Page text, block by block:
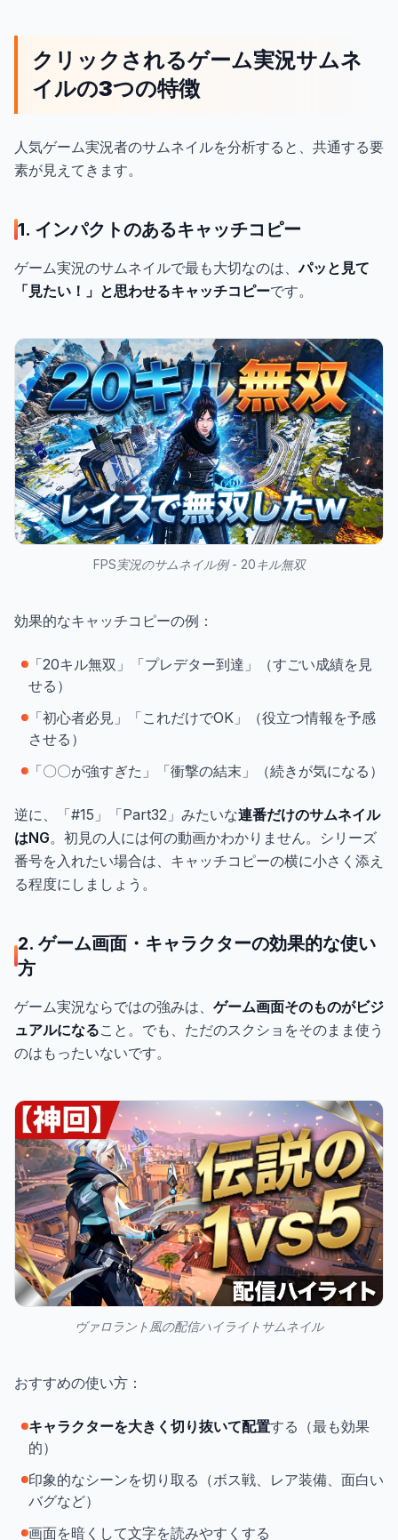
クリックされるゲーム実況サムネ
イルの3つの特徴
人気ゲーム実況者のサムネイルを分析すると、共通する要
素が見えてきます。
1. インパクトのあるキャッチコピー
ゲーム実況のサムネイルで最も大切なのは、パッと見て
「見たい！」と思わせるキャッチコピーです。
FPS実況のサムネイル例 - 20キル無双
効果的なキャッチコピーの例：
「20キル無双」「プレデター到達」（すごい成績を見
せる）
「初心者必見」「これだけでOK」（役立つ情報を予感
させる）
「〇〇が強すぎた」「衝撃の結末」（続きが気になる）
逆に、「#15」「Part32」みたいな連番だけのサムネイル
はNG。初見の人には何の動画かわかりません。シリーズ
番号を入れたい場合は、キャッチコピーの横に小さく添え
る程度にしましょう。
2. ゲーム画面・キャラクターの効果的な使い
方
ゲーム実況ならではの強みは、 ゲーム画面そのものがビジ
ュアルになること。でも、ただのスクショをそのまま使う
のはもったいないです。
ヴァロラント風の配信ハイライトサムネイル
おすすめの使い方：
キャラクターを大きく切り抜いて配置する（最も効果
的）
印象的なシーンを切り取る（ボス戦、レア装備、面白い
バグなど）
画面を暗くして文字を読みやすくする